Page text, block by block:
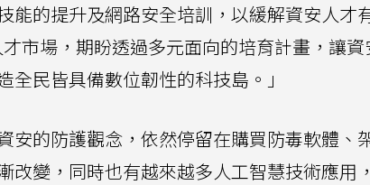
能的提升及網路安全培訓，以緩解資安人才
市場，期盼透過多元面向的培育計畫，讓資
民皆具備數位韌性的科技島。」
安的防護觀念，依然停留在購買防毒軟體、
改變，同時也有越來越多人工智慧技術應用